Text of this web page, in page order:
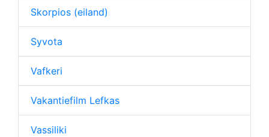
Skorpios (eiland)
Syvota
Vafkeri
Vakantiefilm Lefkas
Vassiliki